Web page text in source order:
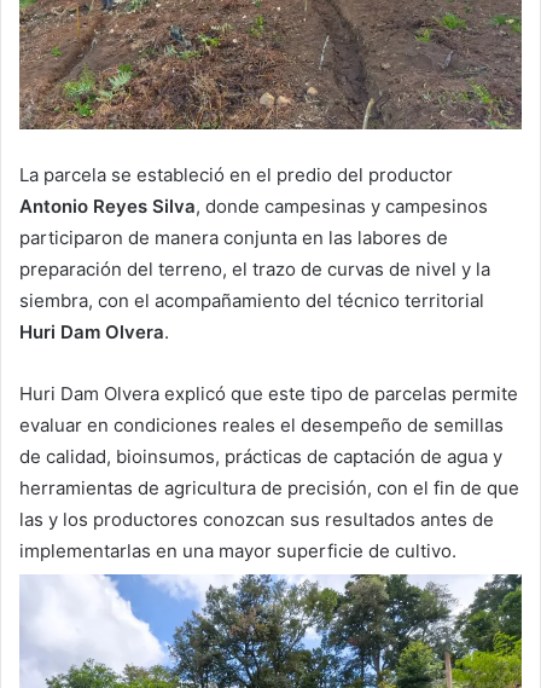
La parcela se estableció en el predio del productor
Antonio Reyes Silva, donde campesinas y campesinos
participaron de manera conjunta en las labores de
preparación del terreno, el trazo de curvas de nivel y la
siembra, con el acompañamiento del técnico territorial
Huri Dam Olvera.
Huri Dam Olvera explicó que este tipo de parcelas permite
evaluar en condiciones reales el desempeño de semillas
de calidad, bioinsumos, prácticas de captación de agua y
herramientas de agricultura de precisión, con el fin de que
las y los productores conozcan sus resultados antes de
implementarlas en una mayor superficie de cultivo.